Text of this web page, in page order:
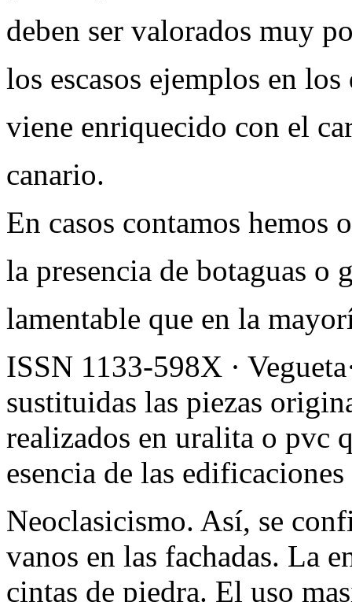
deben ser valorados muy
los escasos ejemplos en
viene enriquecido con el
canario.
En casos contamos hemos
la presencia de botaguas o
lamentable que en la
ISSN 1133-598X ·
sustituidas las piezas
realizados en uralita o pvc
esencia de las
Neoclasicismo. Así, se
vanos en las fachadas. La
cintas de piedra. El uso